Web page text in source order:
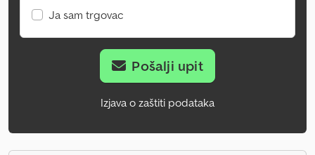
Ja sam trgovac
Pošalji upit
Izjava o zaštiti podataka